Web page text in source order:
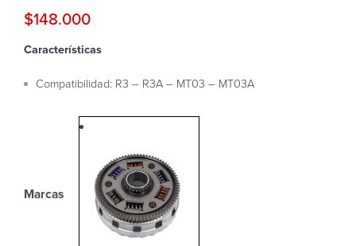
$148.000
Características
Compatibilidad: R3 – R3A – MT03 – MT03A
Marcas